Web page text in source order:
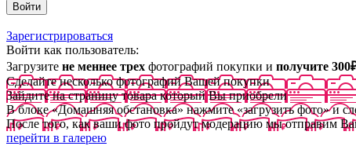
Зарегистрироваться
Войти как пользователь:
Загрузите не меннее трех фотографий покупки и получите
Сделайте несколько фотографий Вашей покупки
Зайдите на страницу товара который Вы приобрели
В блоке «Домашняя обстановка» нажмите «загрузить фото» и
После того, как ваши фото пройдут модерацию мы отправим
перейти в галерею